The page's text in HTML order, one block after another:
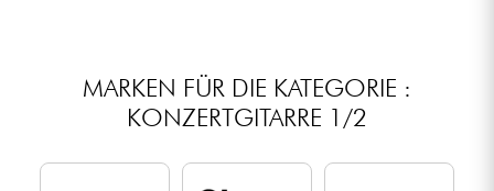
MARKEN FÜR DIE KATEGORIE :
KONZERTGITARRE 1/2